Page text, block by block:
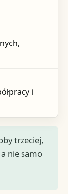
i
trzeciej,
nie samo